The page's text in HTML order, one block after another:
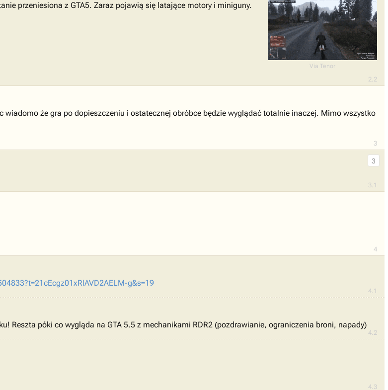
2.2
Via Tenor
przeniesiona z GTA5. Zaraz pojawią się latające motory i miniguny.
3
wiadomo że gra po dopieszczeniu i ostatecznej obróbce będzie wyglądać totalnie inaczej. Mimo wszystko
3.1
3
4
4.1
g&s=19
4.2
Reszta póki co wygląda na GTA 5.5 z mechanikami RDR2 (pozdrawianie, ograniczenia broni, napady)
4.3